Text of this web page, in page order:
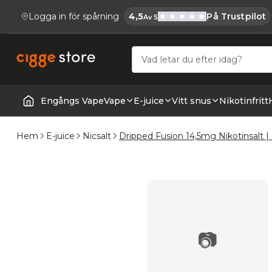
Logga in för spårning
Cigge.se Har
4,5Av 5 På Trustpilot
Köp E-cigg, E-juice, Snus & Vape
Startsida | Vapes
Engångs VapeVape E-juice Vitt snus Nikotinfritt
Hem E-juice Nicsalt Dripped Fusion 14,5mg Nikotinsalt |
📷